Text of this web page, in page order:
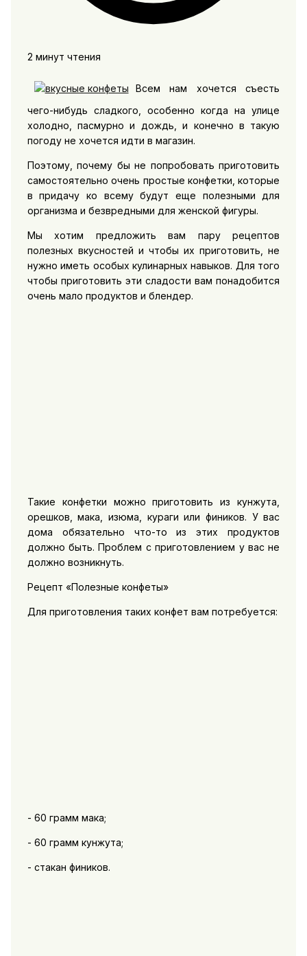
2 минут чтения
Всем нам хочется съесть
чего-нибудь сладкого, особенно когда на улице
холодно, пасмурно и дождь, и конечно в такую
погоду не хочется идти в магазин.
Поэтому, почему бы не попробовать приготовить
самостоятельно очень простые конфетки, которые
в придачу ко всему будут еще полезными для
организма и безвредными для женской фигуры.
Мы хотим предложить вам пару рецептов
полезных вкусностей и чтобы их приготовить, не
нужно иметь особых кулинарных навыков. Для того
чтобы приготовить эти сладости вам понадобится
очень мало продуктов и блендер.
Такие конфетки можно приготовить из кунжута,
орешков, мака, изюма, кураги или фиников. У вас
дома обязательно что-то из этих продуктов
должно быть. Проблем с приготовлением у вас не
должно возникнуть.
Рецепт «Полезные конфеты»
Для приготовления таких конфет вам потребуется:
- 60 грамм мака;
- 60 грамм кунжута;
- стакан фиников.